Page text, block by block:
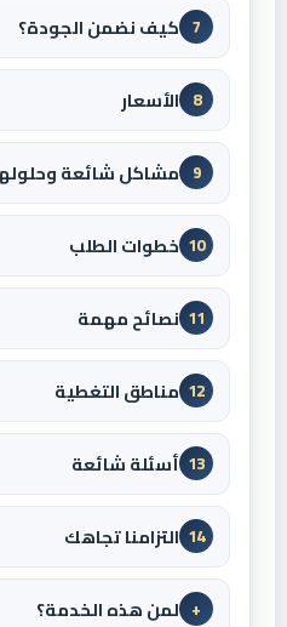
7 كيف نضمن الجودة؟
8 الأسعار
9 مشاكل شائعة
10 خطوات الطلب
11 نصائح مهمة
12 مناطق التغطية
13 أسئلة شائعة
14 التزامنا تجاهك
+ لمن هذه الخدمة؟